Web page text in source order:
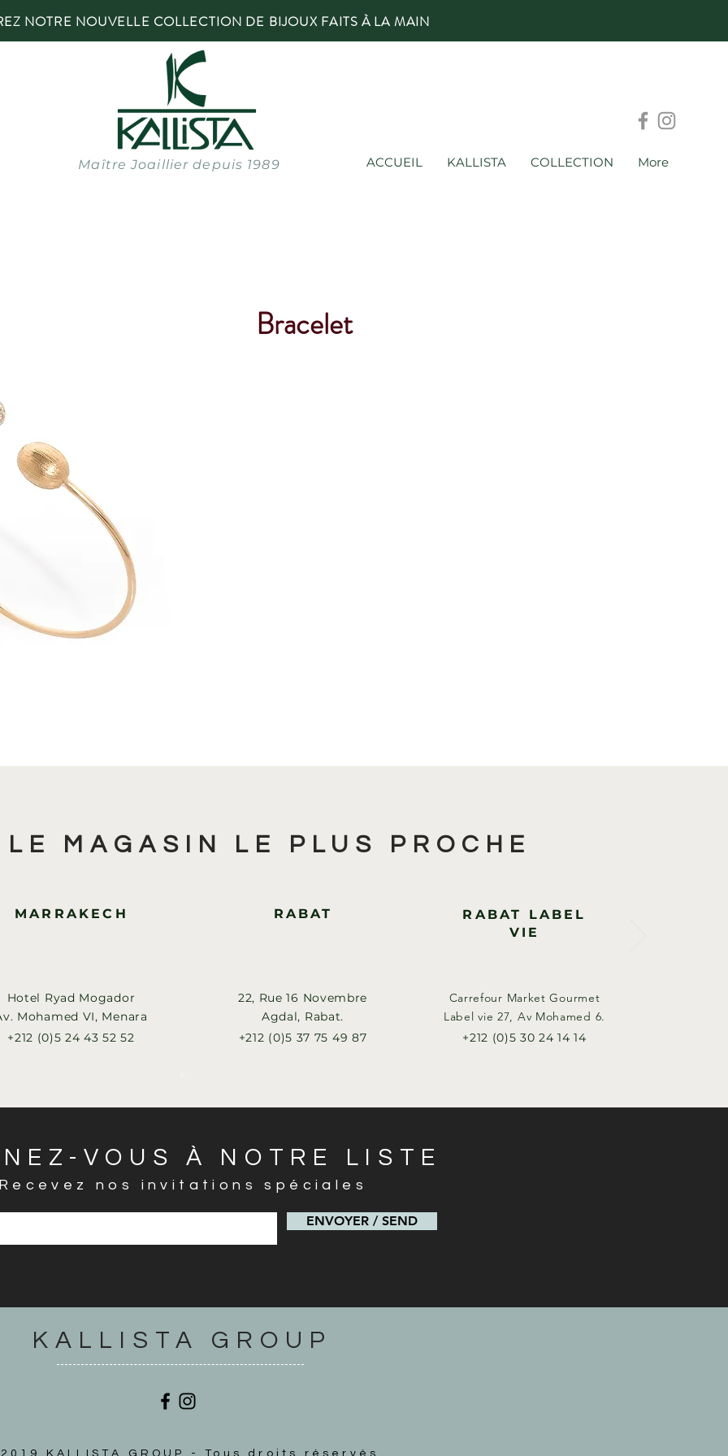
NOTRE NOUVELLE COLLECTION DE BIJOUX FAITS À LA MAIN
Maître Joaillier depuis 1989 ACCUEIL KALLISTA COLLECTION More
Bracelet
KALLISTA GROUP
KALLISTA GROUP - Tous droits réservés
ENVOYER / SEND
VOUS À NOTRE LISTE
Recevez nos invitations spéciales
LE MAGASIN LE PLUS PROCHE
MARRAKECH
Hotel Ryad Mogador
Mohamed VI, Menara
+212 (0)5 24 43 52 52
RABAT
22, Rue 16 Novembre
Agdal, Rabat.
+212 (0)5 37 75 49 87
RABAT LABEL
VIE
Carrefour Market Gourmet
Label vie 27, Av Mohamed 6.​
+212 (0)5 30 24 14 14